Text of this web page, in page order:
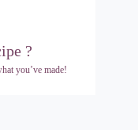
?
you’ve made!